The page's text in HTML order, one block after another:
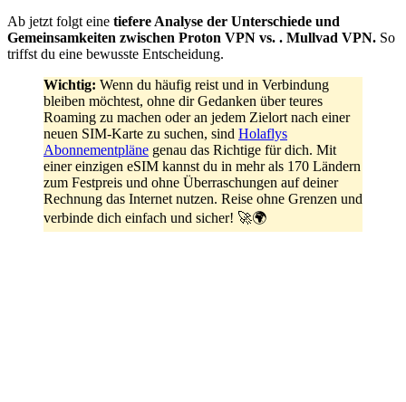
Ab jetzt folgt eine tiefere Analyse der Unterschiede und
Gemeinsamkeiten zwischen Proton VPN vs. . Mullvad VPN. So
triffst du eine bewusste Entscheidung.
Wichtig: Wenn du häufig reist und in Verbindung
bleiben möchtest, ohne dir Gedanken über teures
Roaming zu machen oder an jedem Zielort nach einer
neuen SIM-Karte zu suchen, sind Holaflys
Abonnementpläne genau das Richtige für dich. Mit
einer einzigen eSIM kannst du in mehr als 170 Ländern
zum Festpreis und ohne Überraschungen auf deiner
Rechnung das Internet nutzen. Reise ohne Grenzen und
verbinde dich einfach und sicher! 🚀🌍